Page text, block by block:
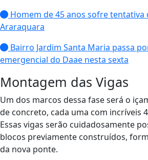
Homem de 45 anos sofre tentativa
Araraquara
Bairro Jardim Santa Maria passa
emergencial do Daae nesta sexta
Montagem das Vigas
Um dos marcos dessa fase será o
de concreto, cada uma com incríveis
Essas vigas serão cuidadosamente
blocos previamente construídos,
da nova ponte.